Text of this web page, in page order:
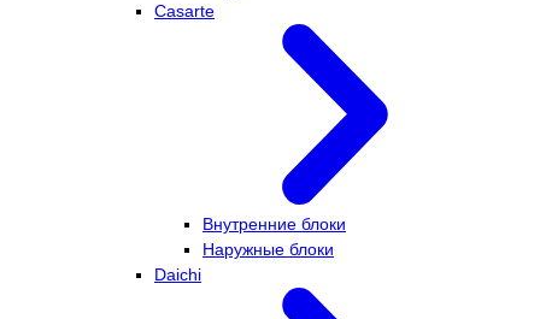
Casarte
Внутренние блоки
Наружные блоки
Daichi